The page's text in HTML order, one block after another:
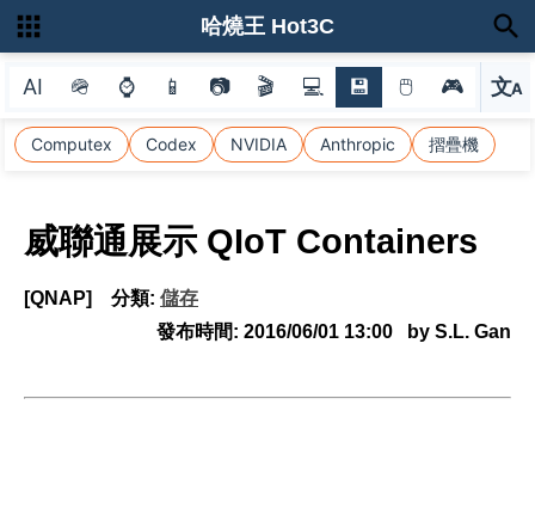
AI 🪖 ⌚ 📱 📷 🎬 💻 💾 🖱 🎮 文A
選
Computex Codex NVIDIA Anthropic 摺疊機
哈燒王 Hot3C
威聯通展示 QIoT Containers
[QNAP] 分類: 儲存
發布時間: 2016/06/01 13:00 by S.L. Gan